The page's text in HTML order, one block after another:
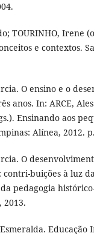
TOURINHO, Irene
e contextos.
O ensino e o
anos. In: ARCE,
Ensinando aos
Alínea, 2012.
O
contri-buições à luz
pedagogia
2013.